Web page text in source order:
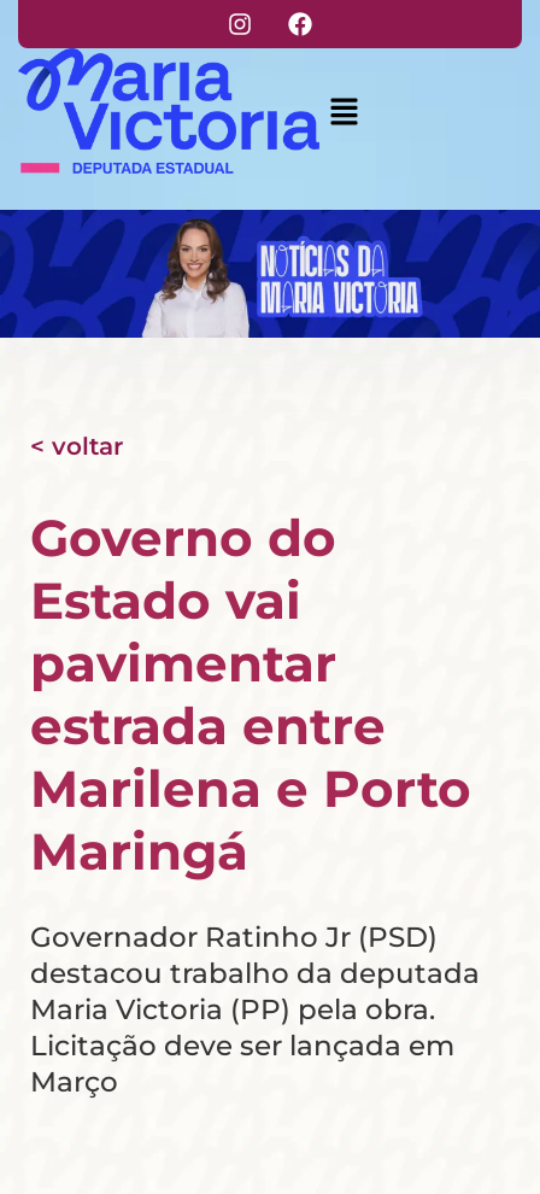
< voltar
Governo do
Estado vai
pavimentar
estrada entre
Marilena e Porto
Maringá
Governador Ratinho Jr (PSD)
destacou trabalho da deputada
Maria Victoria (PP) pela obra.
Licitação deve ser lançada em
Março